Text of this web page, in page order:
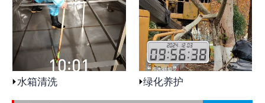
水箱清洗 绿化养护